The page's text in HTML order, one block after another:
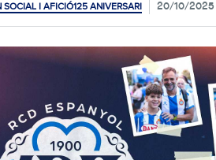
SOCIAL I AFICIÓ125 ANIVERSARI 20/10/2025